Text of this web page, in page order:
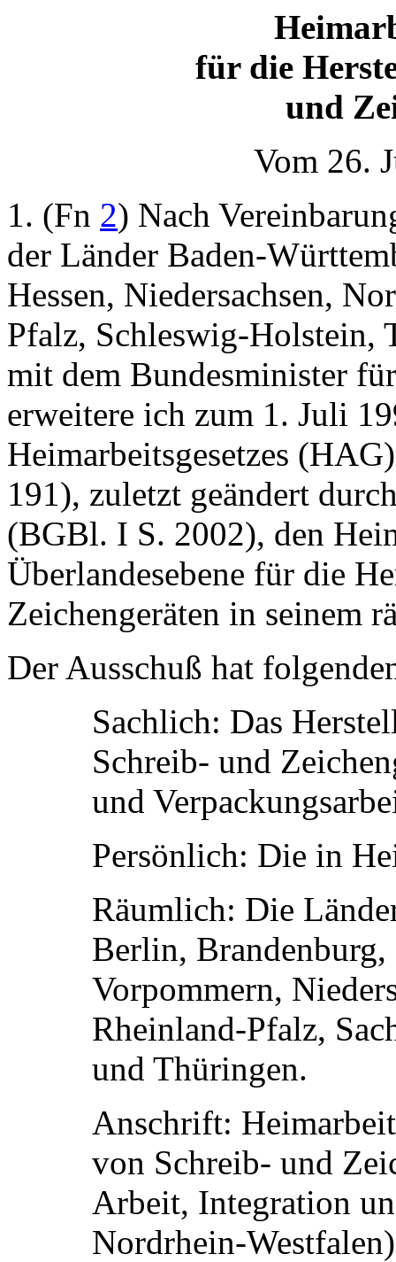
für die
und
Vom 26.
1. (Fn 2) Nach
der Länder Baden-
Hessen, Niedersachsen,
Pfalz, Schleswig-Holstein,
mit dem Bundesminister
erweitere ich zum 1. Juli
Heimarbeitsgesetzes
191), zuletzt geändert
(BGBl. I S. 2002), den
Überlandesebene für die
Zeichengeräten in seinem
Der Ausschuß hat
Sachlich: Das
Schreib- und
und
Persönlich: Die in
Räumlich: Die
Berlin,
Vorpommern,
Rheinland-Pfalz,
und Thüringen.
Anschrift:
von Schreib- und
Arbeit, Integration
Nordrhein-